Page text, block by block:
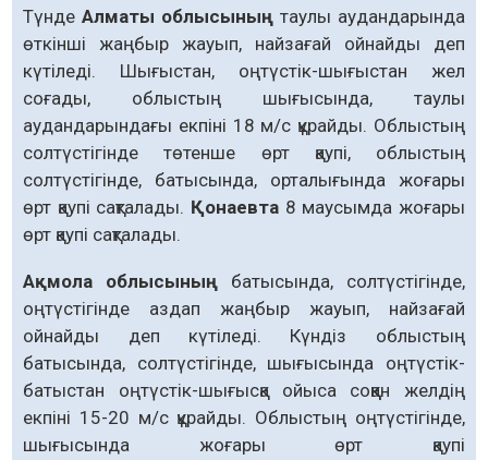
ТүндеАлматы облысының таулы аудандарында
өткінші жаңбыр жауып, найзағай ойнайды деп
күтіледі. Шығыстан, оңтүстік-шығыстан жел
соғады, облыстың шығысында, таулы
аудандарындағы екпіні 18 м/с құрайды. Облыстың
солтүстігінде төтенше өрт қаупі, облыстың
солтүстігінде, батысында, орталығында жоғары
өрт қаупі сақталады. Қонаевта 8 маусымда жоғары
өрт қаупі сақталады.
Ақмола облысының батысында, солтүстігінде,
оңтүстігінде аздап жаңбыр жауып, найзағай
ойнайды деп күтіледі. Күндіз облыстың
батысында, солтүстігінде, шығысында оңтүстік-
батыстан оңтүстік-шығысқа ойыса соққан желдің
екпіні 15-20 м/с құрайды. Облыстың оңтүстігінде,
шығысында жоғары өрт қаупі